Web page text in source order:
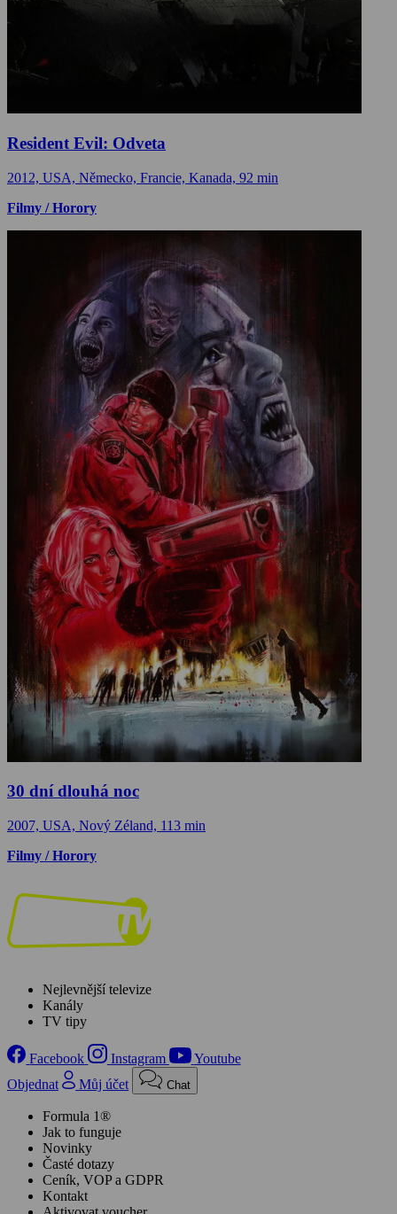
Resident Evil: Odveta
2012, USA, Německo, Francie, Kanada, 92 min
Filmy / Horory
30 dní dlouhá noc
2007, USA, Nový Zéland, 113 min
Filmy / Horory
Nejlevnější televize
Kanály
TV tipy
Facebook Instagram
Youtube
Objednat
Můj účet Chat
Formula 1®
Jak to funguje
Novinky
Časté dotazy
Ceník, VOP a GDPR
Kontakt